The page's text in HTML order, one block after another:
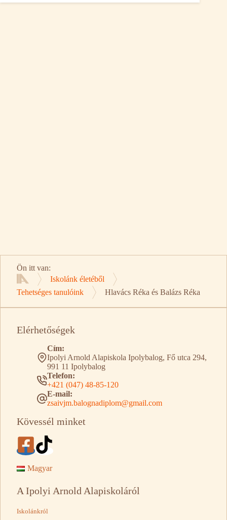
Ön itt van:
Kezdőlap
Iskolánk életéből
Tehetséges tanulóink
Hlavács Réka és Balázs Réka
Elérhetőségek
Cím:
Ipolyi Arnold Alapiskola Ipolybalog, Fő utca 294,
991 11 Ipolybalog
Telefon:
+421 (047) 48-85-120
E-mail:
zsaivjm.balognadiplom@gmail.com
Kövessél minket
Magyar
A Ipolyi Arnold Alapiskoláról
Iskolánkról